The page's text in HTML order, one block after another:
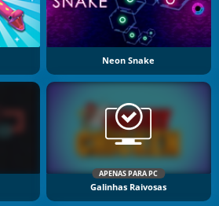
Neon Snake
APENAS PARA PC
Galinhas Raivosas